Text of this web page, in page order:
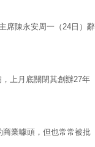
席陳永安周一（24日）辭
上月底關閉其創辦27年
業噱頭，但也常常被批